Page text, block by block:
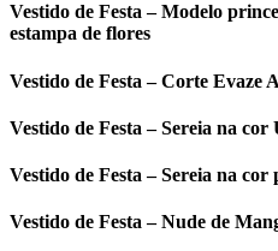
Vestido de Festa – Modelo
estampa de flores
Vestido de Festa – Corte Evaze
Vestido de Festa – Sereia na cor
Vestido de Festa – Sereia na cor
Vestido de Festa – Nude de